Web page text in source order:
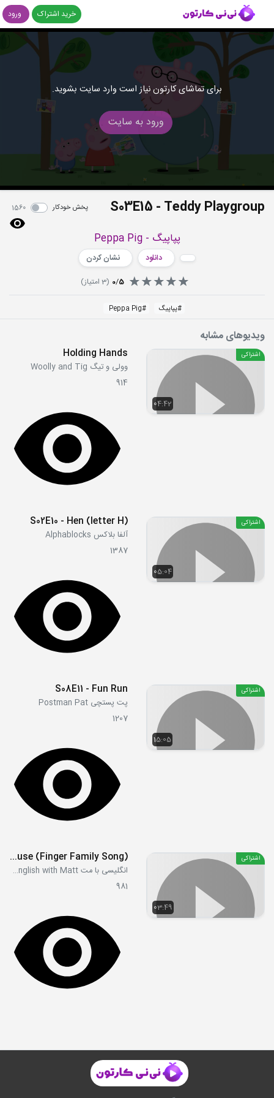
خرید اشتراک ورود
برای تماشای کارتون نیاز است وارد سایت بشوید.
ورود به سایت
S03E15 - Teddy Playgroup پخش خودکار 1560
پپاپیگ - Peppa Pig
دانلود
نشان کردن
0/5
(
3 امتیاز)
#پپاپیگ #
Peppa Pig
ویدیوهای مشابه
04:42
اشتراکی Holding Hands
وولی و تیگ Woolly and Tig
914
05:04
اشتراکی S02E10 - Hen (letter H)
آلفا بلاکس Alphablocks
1387
15:05
اشتراکی S08E11 - Fun Run
پت پستچی Postman Pat
1207
03:49
اشتراکی House (Finger Family Song)
انگلیسی با مت Learn English with Matt
981